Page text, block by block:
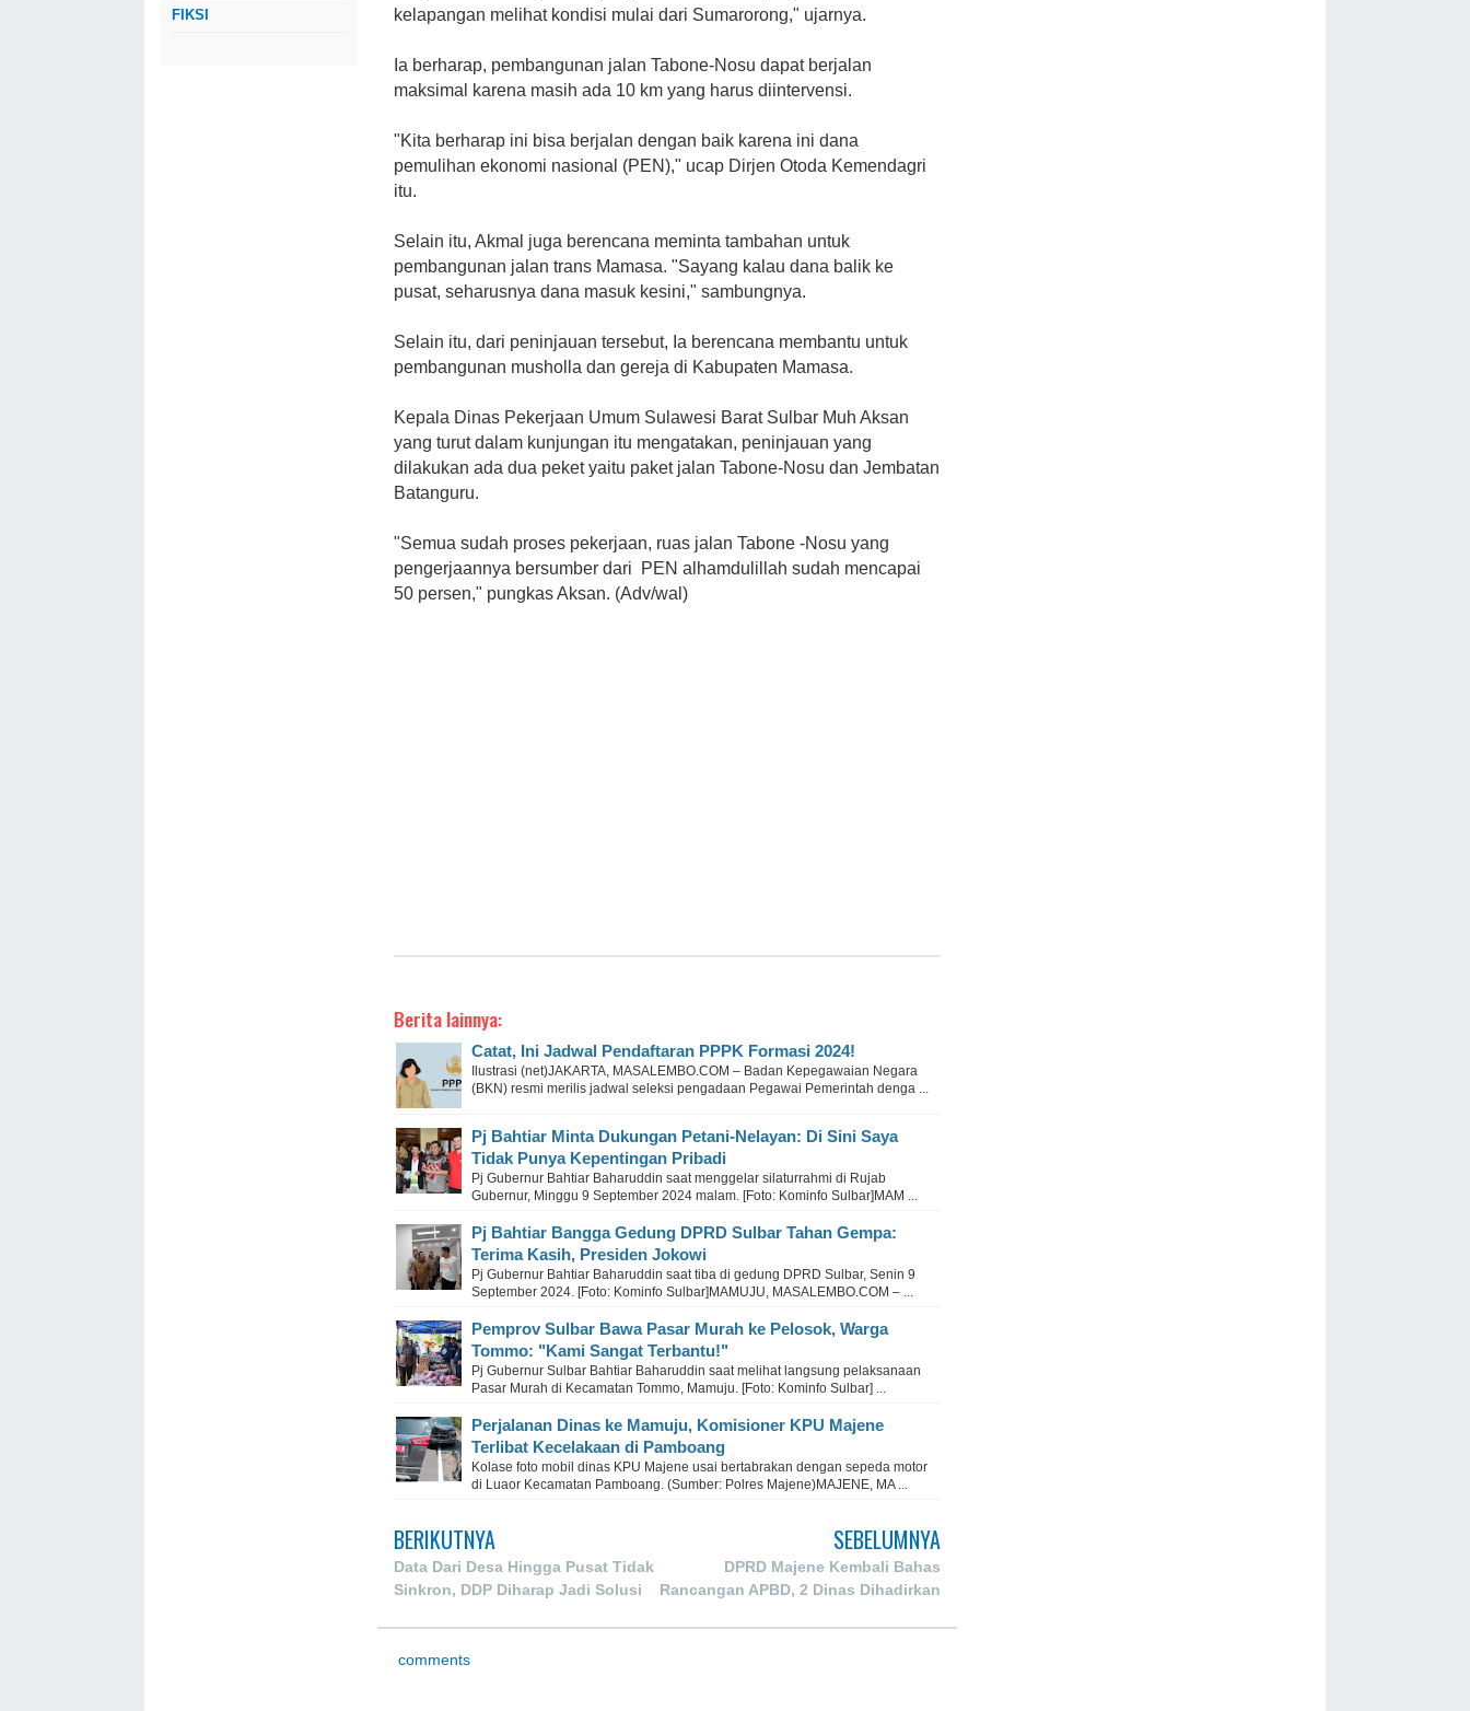
FIKSI
kelapangan melihat kondisi mulai dari Sumarorong," ujarnya.
Ia berharap, pembangunan jalan Tabone-Nosu dapat berjalan
maksimal karena masih ada 10 km yang harus diintervensi.
"Kita berharap ini bisa berjalan dengan baik karena ini dana
pemulihan ekonomi nasional (PEN)," ucap Dirjen Otoda Kemendagri
itu.
Selain itu, Akmal juga berencana meminta tambahan untuk
pembangunan jalan trans Mamasa. "Sayang kalau dana balik ke
pusat, seharusnya dana masuk kesini," sambungnya.
Selain itu, dari peninjauan tersebut, Ia berencana membantu untuk
pembangunan musholla dan gereja di Kabupaten Mamasa.
Kepala Dinas Pekerjaan Umum Sulawesi Barat Sulbar Muh Aksan
yang turut dalam kunjungan itu mengatakan, peninjauan yang
dilakukan ada dua peket yaitu paket jalan Tabone-Nosu dan Jembatan
Batanguru.
"Semua sudah proses pekerjaan, ruas jalan Tabone -Nosu yang
pengerjaannya bersumber dari PEN alhamdulillah sudah mencapai
50 persen," pungkas Aksan. (Adv/wal)
Berita lainnya:
Catat, Ini Jadwal Pendaftaran PPPK Formasi 2024!
Ilustrasi (net)JAKARTA, MASALEMBO.COM – Badan Kepegawaian Negara
(BKN) resmi merilis jadwal seleksi pengadaan Pegawai Pemerintah denga ...
Pj Bahtiar Minta Dukungan Petani-Nelayan: Di Sini Saya
Tidak Punya Kepentingan Pribadi
Pj Gubernur Bahtiar Baharuddin saat menggelar silaturrahmi di Rujab
Gubernur, Minggu 9 September 2024 malam. [Foto: Kominfo Sulbar]MAM ...
Pj Bahtiar Bangga Gedung DPRD Sulbar Tahan Gempa:
Terima Kasih, Presiden Jokowi
Pj Gubernur Bahtiar Baharuddin saat tiba di gedung DPRD Sulbar, Senin 9
September 2024. [Foto: Kominfo Sulbar]MAMUJU, MASALEMBO.COM – ...
Pemprov Sulbar Bawa Pasar Murah ke Pelosok, Warga
Tommo: "Kami Sangat Terbantu!"
Pj Gubernur Sulbar Bahtiar Baharuddin saat melihat langsung pelaksanaan
Pasar Murah di Kecamatan Tommo, Mamuju. [Foto: Kominfo Sulbar] ...
Perjalanan Dinas ke Mamuju, Komisioner KPU Majene
Terlibat Kecelakaan di Pamboang
Kolase foto mobil dinas KPU Majene usai bertabrakan dengan sepeda motor
di Luaor Kecamatan Pamboang. (Sumber: Polres Majene)MAJENE, MA ...
BERIKUTNYA
Data Dari Desa Hingga Pusat Tidak
Sinkron, DDP Diharap Jadi Solusi
SEBELUMNYA
DPRD Majene Kembali Bahas
Rancangan APBD, 2 Dinas Dihadirkan
comments